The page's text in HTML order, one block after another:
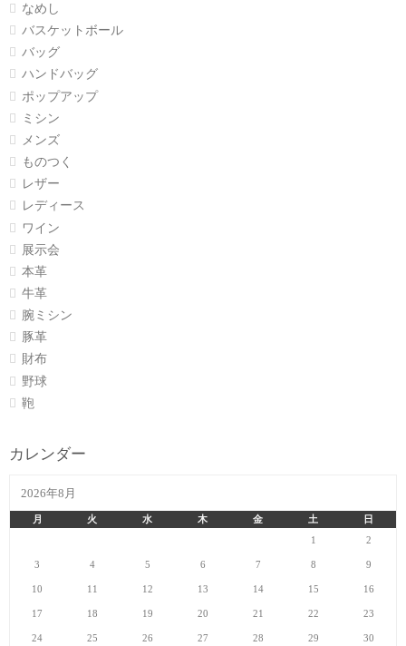
なめし
バスケットボール
バッグ
ハンドバッグ
ポップアップ
ミシン
メンズ
ものつく
レザー
レディース
ワイン
展示会
本革
牛革
腕ミシン
豚革
財布
野球
鞄
カレンダー
2026年8月
月 火 水 木 金 土
日
1
2
3 4 5 6 7 8 9
10 11 12 13 14 15 16
17 18 19 20 21 22 23
24 25 26 27 28 29 30